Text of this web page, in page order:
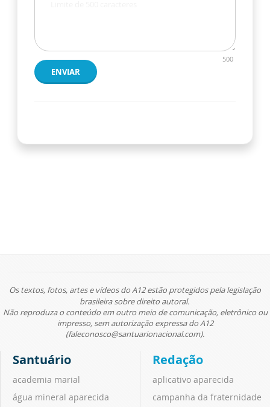
500
ENVIAR
Os textos, fotos, artes e vídeos do A12 estão protegidos pela legislação
brasileira sobre direito autoral.
Não reproduza o conteúdo em outro meio de comunicação, eletrônico ou
impresso, sem autorização expressa do A12
(faleconosco@santuarionacional.com).
Santuário
academia marial
água mineral aparecida
Redação
aplicativo aparecida
campanha da fraternidade